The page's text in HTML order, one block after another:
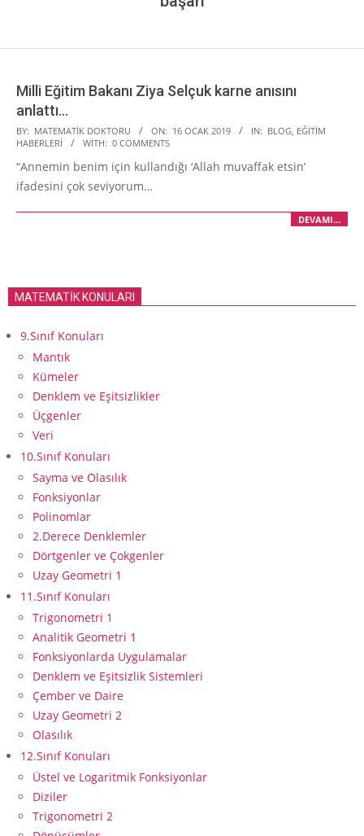
Milli Eğitim Bakanı Ziya Selçuk karne anısını
anlattı…
2019-
01-
16
BY: MATEMATIK DOKTORU ON: 16 OCAK 2019 IN: BLOG EĞITIM
HABERLERI
WITH: 0 COMMENTS
“Annemin benim için kullandığı ‘Allah muvaffak etsin’
ifadesini çok seviyorum…
DEVAMI…
MATEMATİK KONULARI
9.Sınıf Konuları
Mantık
Kümeler
Denklem ve Eşitsizlikler
Üçgenler
Veri
10.Sınıf Konuları
Sayma ve Olasılık
Fonksiyonlar
Polinomlar
2.Derece Denklemler
Dörtgenler ve Çokgenler
Uzay Geometri 1
11.Sınıf Konuları
Trigonometri 1
Analitik Geometri 1
Fonksiyonlarda Uygulamalar
Denklem ve Eşitsizlik Sistemleri
Çember ve Daire
Uzay Geometri 2
Olasılık
12.Sınıf Konuları
Üstel ve Logaritmik Fonksiyonlar
Diziler
Trigonometri 2